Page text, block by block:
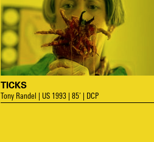
TICKS
Tony Randel | US 1993 | 85’ | DCP